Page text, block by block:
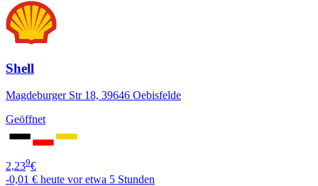
Shell
Magdeburger Str 18, 39646 Oebisfelde
Geöffnet
2,239€
-0,01 € heute vor etwa 5 Stunden